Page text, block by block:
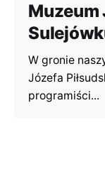
Muzeum
W gronie
Józefa
programiści...